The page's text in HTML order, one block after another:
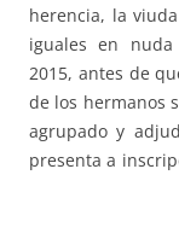
herencia, la
iguales en
2015, antes de
de los hermanos
agrupado y
presenta a